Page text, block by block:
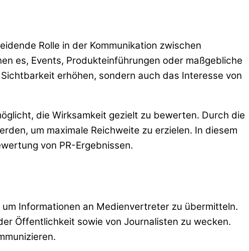
Rolle in der Kommunikation zwischen
es, Events, Produkteinführungen oder maßgebliche
erhöhen, sondern auch das Interesse von
die Wirksamkeit gezielt zu bewerten. Durch die
um maximale Reichweite zu erzielen. In diesem
von PR-Ergebnissen.
Informationen an Medienvertreter zu übermitteln.
Öffentlichkeit sowie von Journalisten zu wecken.